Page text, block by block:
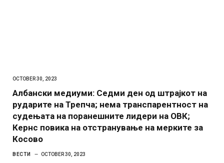
OCTOBER 30, 2023
Албански медиуми: Седми ден од штрајкот на
рударите на Трепча; нема транспарентност на
судењата на поранешните лидери на ОВК;
Кернс повика на отстранување на мерките за
Косово
ВЕСТИ OCTOBER 30, 2023